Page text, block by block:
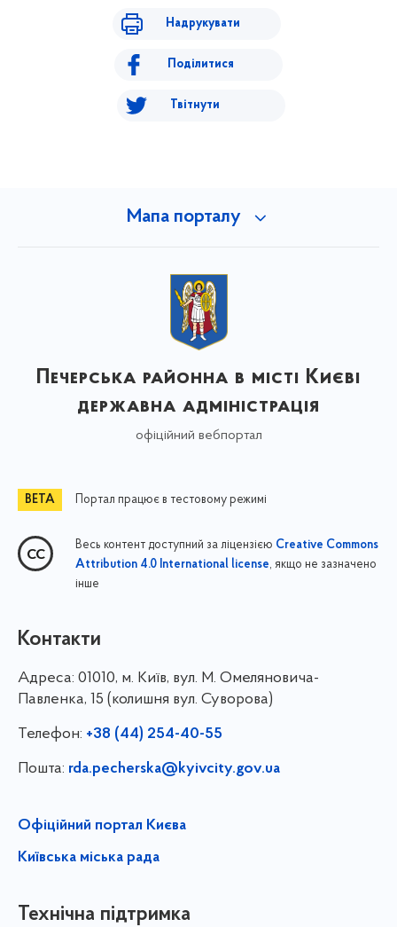
Надрукувати
Поділитися
Твітнути
Мапа порталу
Печерська районна в місті Києві
державна адміністрація
офіційний вебпортал
Портал працює в тестовому режимі
Весь контент доступний за ліцензією Creative Commons
Attribution 4.0 International license, якщо не зазначено
інше
Контакти
Адреса: 01010, м. Київ, вул. М. Омеляновича-
Павленка, 15 (колишня вул. Суворова)
Телефон: +38 (44) 254-40-55
Пошта: rda.pecherska@kyivcity.gov.ua
Офіційний портал Києва
Київська міська рада
Технічна підтримка